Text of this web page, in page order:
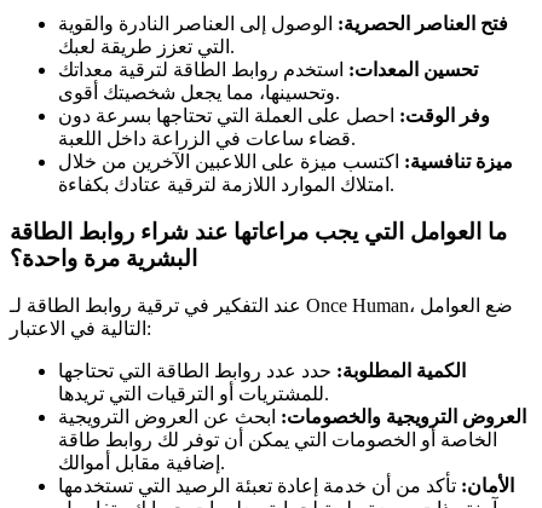
فتح العناصر الحصرية: الوصول إلى العناصر النادرة والقوية
التي تعزز طريقة لعبك.
تحسين المعدات: استخدم روابط الطاقة لترقية معداتك
وتحسينها، مما يجعل شخصيتك أقوى.
وفر الوقت: احصل على العملة التي تحتاجها بسرعة دون
قضاء ساعات في الزراعة داخل اللعبة.
ميزة تنافسية: اكتسب ميزة على اللاعبين الآخرين من خلال
امتلاك الموارد اللازمة لترقية عتادك بكفاءة.
ما العوامل التي يجب مراعاتها عند شراء روابط الطاقة
البشرية مرة واحدة؟
عند التفكير في ترقية روابط الطاقة لـ Once Human، ضع العوامل
التالية في الاعتبار:
الكمية المطلوبة: حدد عدد روابط الطاقة التي تحتاجها
للمشتريات أو الترقيات التي تريدها.
العروض الترويجية والخصومات: ابحث عن العروض الترويجية
الخاصة أو الخصومات التي يمكن أن توفر لك روابط طاقة
إضافية مقابل أموالك.
الأمان: تأكد من أن خدمة إعادة تعبئة الرصيد التي تستخدمها